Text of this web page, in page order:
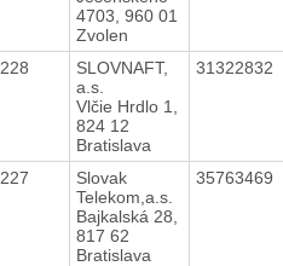
4703, 960 01
Zvolen
SLOVNAFT,
a.s.
Vlčie Hrdlo 1,
824 12
Bratislava
31322832
Slovak
Telekom,a.s.
Bajkalská 28,
817 62
Bratislava
35763469